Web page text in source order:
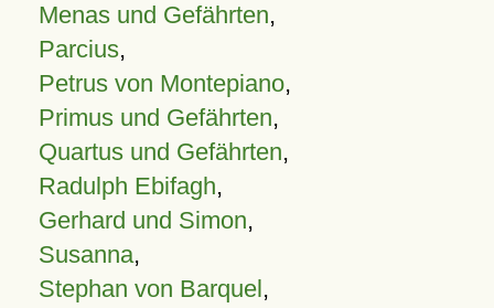
Menas und Gefährten,
Parcius,
Petrus von Montepiano,
Primus und Gefährten,
Quartus und Gefährten,
Radulph Ebifagh,
Gerhard und Simon,
Susanna,
Stephan von Barquel,